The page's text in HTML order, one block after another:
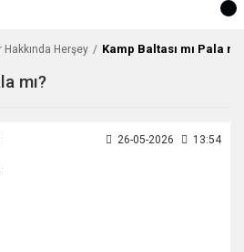
Hakkında Herşey Kamp Baltası mı Pala
mı?
26-05-2026 13:54